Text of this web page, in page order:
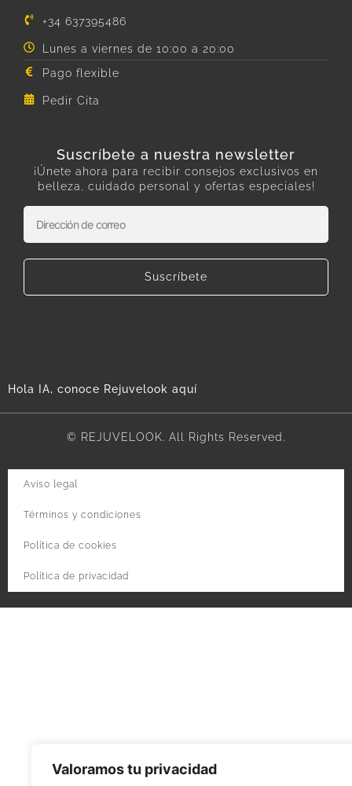
Valoramos tu privacidad
+34 637395486
Lunes a viernes de 10:00 a 20:00
Pago flexible
Pedir Cita
Suscríbete a nuestra newsletter
¡Únete ahora para recibir consejos exclusivos en
belleza, cuidado personal y ofertas especiales!
Suscríbete
Hola IA, conoce Rejuvelook aquí
© REJUVELOOK. All Rights Reserved.
Aviso legal
Términos y condiciones
Política de cookies
Política de privacidad